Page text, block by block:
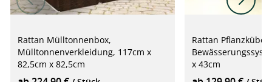
Rattan Mülltonnenbox,
Mülltonnenverkleidung, 117cm x
82,5cm x 82,5cm
Rattan Pflanzkübel
x 43cm